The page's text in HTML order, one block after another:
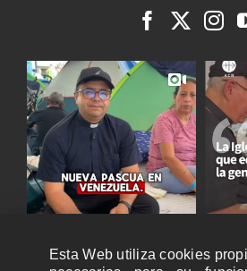
Esta Web utiliza cookies